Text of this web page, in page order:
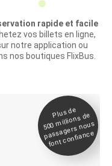
rapide et facile
vos billets en ligne,
notre application ou
nos boutiques FlixBus.
Plus de
500
millions de
passagers nous
font confiance